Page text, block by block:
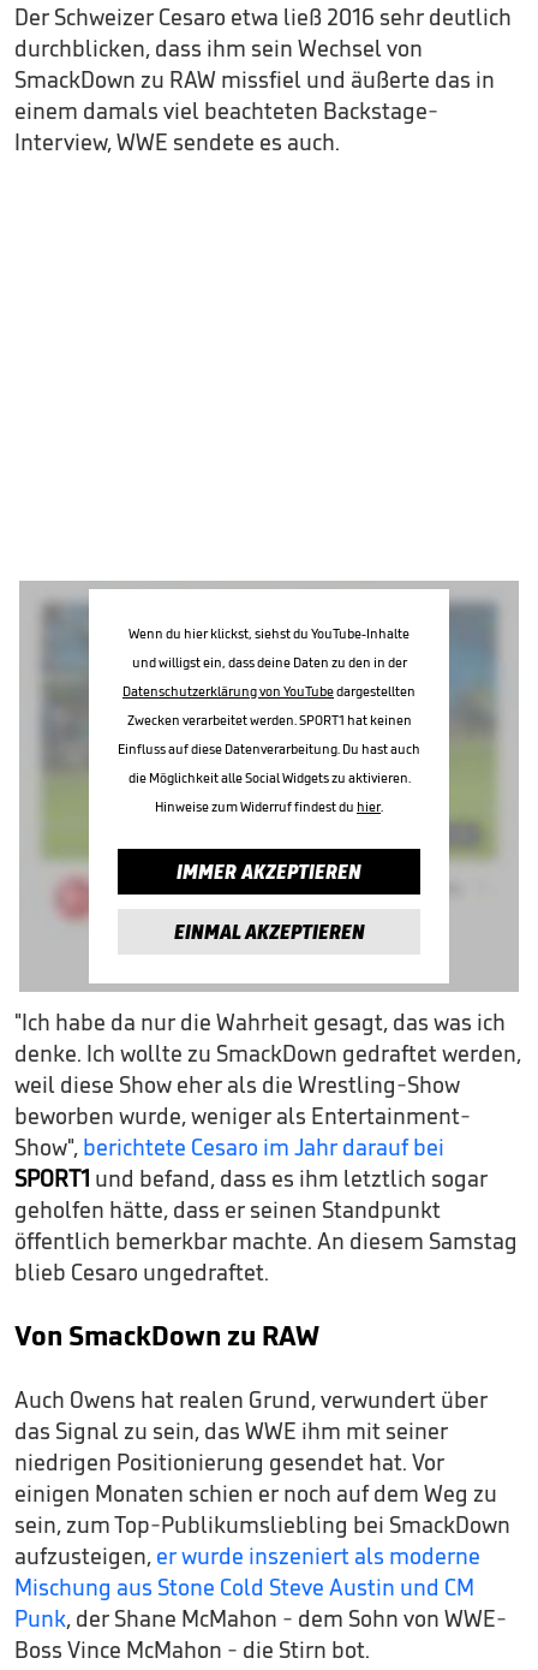
Der Schweizer Cesaro etwa ließ 2016 sehr deutlich
durchblicken, dass ihm sein Wechsel von
SmackDown zu RAW missfiel und äußerte das in
einem damals viel beachteten Backstage-
Interview, WWE sendete es auch.
Wenn du hier klickst, siehst du YouTube-Inhalte
und willigst ein, dass deine Daten zu den in der
Datenschutzerklärung von YouTubedargestellten
Zwecken verarbeitet werden. SPORT1 hat keinen
Einfluss auf diese Datenverarbeitung. Du hast auch
die Möglichkeit alle Social Widgets zu aktivieren.
Hinweise zum Widerruf findest du hier.
IMMER AKZEPTIEREN
EINMAL AKZEPTIEREN
"Ich habe da nur die Wahrheit gesagt, das was ich
denke. Ich wollte zu SmackDown gedraftet werden,
weil diese Show eher als die Wrestling-Show
beworben wurde, weniger als Entertainment-
Show", berichtete Cesaro im Jahr darauf bei
SPORT1 und befand, dass es ihm letztlich sogar
geholfen hätte, dass er seinen Standpunkt
öffentlich bemerkbar machte. An diesem Samstag
blieb Cesaro ungedraftet.
Von SmackDown zu RAW
Auch Owens hat realen Grund, verwundert über
das Signal zu sein, das WWE ihm mit seiner
niedrigen Positionierung gesendet hat. Vor
einigen Monaten schien er noch auf dem Weg zu
sein, zum Top-Publikumsliebling bei SmackDown
aufzusteigen, er wurde inszeniert als moderne
Mischung aus Stone Cold Steve Austin und CM
Punk, der Shane McMahon - dem Sohn von WWE-
Boss Vince McMahon - die Stirn bot.